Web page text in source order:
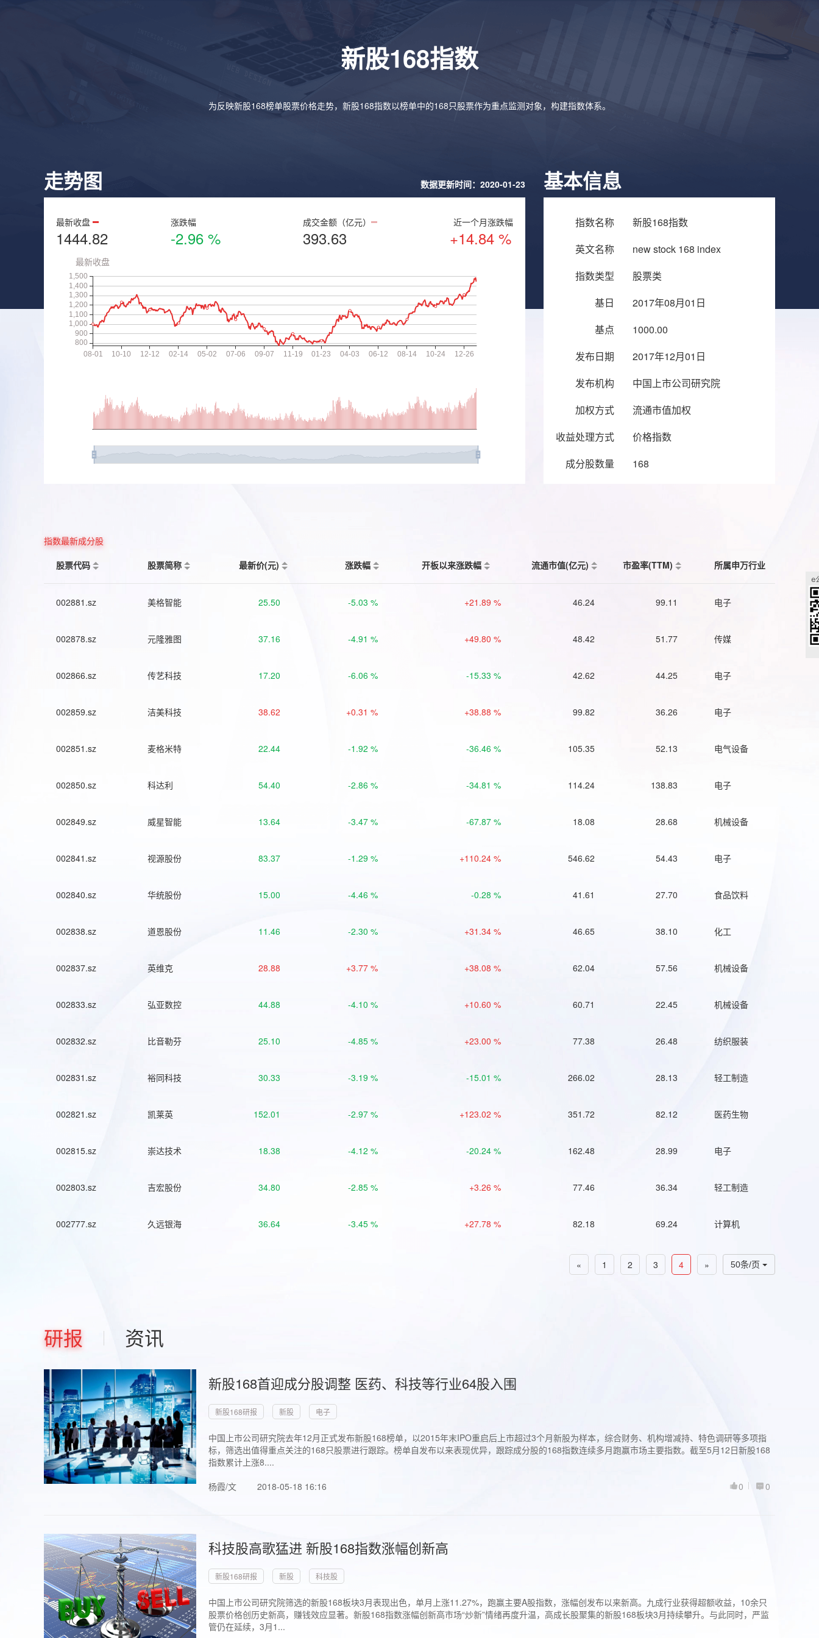
新股168指数
为反映新股168榜单股票价格走势，新股168指数以榜单中的168只股票作为重点监测对象，构建指数体系。
走势图 数据更新时间：2020-01-23
最新收盘
1444.82
涨跌幅
-2.96 %
成交金额（亿元）
393.63
近一个月涨跌幅
+14.84 %
基本信息
指数名称
新股168指数
英文名称
new stock 168 index
指数类型
股票类
基日
2017年08月01日
基点
1000.00
发布日期
2017年12月01日
发布机构
中国上市公司研究院
加权方式
流通市值加权
收益处理方式
价格指数
成分股数量
168
指数最新成分股
股票代码
股票简称 最新价(元) 涨跌幅 开板以来涨跌幅 流通市值(亿元) 市盈率(TTM) 所属申万行业
002881.sz 美格智能 25.50 -5.03 % +21.89 % 46.24 99.11 电子
002878.sz 元隆雅图 37.16 -4.91 % +49.80 % 48.42 51.77 传媒
002866.sz 传艺科技 17.20 -6.06 % -15.33 % 42.62 44.25 电子
002859.sz 洁美科技 38.62 +0.31 % +38.88 % 99.82 36.26 电子
002851.sz 麦格米特 22.44 -1.92 % -36.46 % 105.35 52.13 电气设备
002850.sz 科达利 54.40 -2.86 % -34.81 % 114.24 138.83 电子
002849.sz 威星智能 13.64 -3.47 % -67.87 % 18.08 28.68 机械设备
002841.sz 视源股份 83.37 -1.29 % +110.24 % 546.62 54.43 电子
002840.sz 华统股份 15.00 -4.46 % -0.28 % 41.61 27.70 食品饮料
002838.sz 道恩股份 11.46 -2.30 % +31.34 % 46.65 38.10 化工
002837.sz 英维克 28.88 +3.77 % +38.08 % 62.04 57.56 机械设备
002833.sz 弘亚数控 44.88 -4.10 % +10.60 % 60.71 22.45 机械设备
002832.sz 比音勒芬 25.10 -4.85 % +23.00 % 77.38 26.48 纺织服装
002831.sz 裕同科技 30.33 -3.19 % -15.01 % 266.02 28.13 轻工制造
002821.sz 凯莱英 152.01 -2.97 % +123.02 % 351.72 82.12 医药生物
002815.sz 崇达技术 18.38 -4.12 % -20.24 % 162.48 28.99 电子
002803.sz 吉宏股份 34.80 -2.85 % +3.26 % 77.46 36.34 轻工制造
002777.sz 久远银海 36.64 -3.45 % +27.78 % 82.18 69.24 计算机
50条/页
« 1 2 3 4 »
研报 资讯
新股168首迎成分股调整 医药、科技等行业64股入围
新股168研报 新股 电子
中国上市公司研究院去年12月正式发布新股168榜单，以2015年末IPO重启后上市超过3个月新股为样本，综合财务、机构增减持、特色调研等多项指
标，筛选出值得重点关注的168只股票进行跟踪。榜单自发布以来表现优异，跟踪成分股的168指数连续多月跑赢市场主要指数。截至5月12日新股168
指数累计上涨8....
杨霞/文
2018-05-18 16:16 0
0
科技股高歌猛进 新股168指数涨幅创新高
新股168研报 新股 科技股
中国上市公司研究院筛选的新股168板块3月表现出色，单月上涨11.27%，跑赢主要A股指数，涨幅创发布以来新高。九成行业获得超额收益，10余只
股票价格创历史新高，赚钱效应显著。新股168指数涨幅创新高市场“炒新”情绪再度升温，高成长股聚集的新股168板块3月持续攀升。与此同时，严监
管仍在延续，3月1...